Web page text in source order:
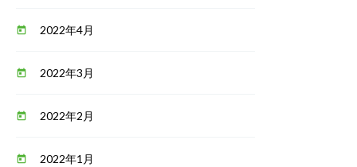
today 2022年4月
today 2022年3月
today 2022年2月
today 2022年1月